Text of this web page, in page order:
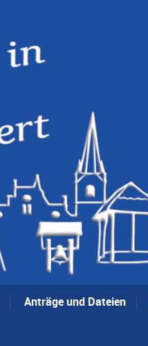
Anträge und Dateien